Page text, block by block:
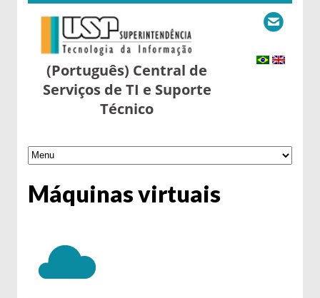
(Português) Central de
Serviços de TI e Suporte
Técnico
Máquinas virtuais